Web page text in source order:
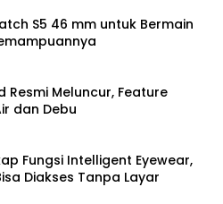
S5 46 mm untuk Bermain
Resmi Meluncur, Feature
dan Debu
Fungsi Intelligent Eyewear,
Diakses Tanpa Layar